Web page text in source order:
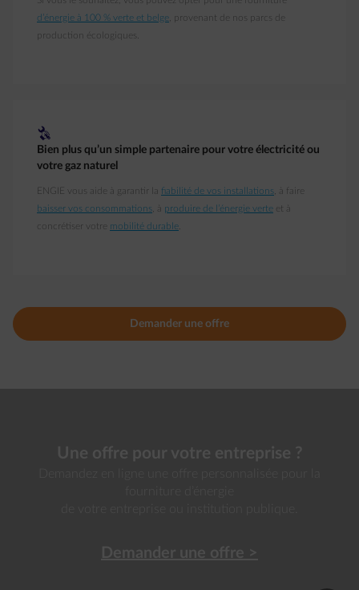
d’énergie à 100 % verte et belge , provenant de nos parcs de
production écologiques.
reparation
Bien plus qu’un simple partenaire pour votre électricité ou
votre gaz naturel
ENGIE vous aide à garantir la fiabilité de vos installations , à faire
baisser vos consommations , à produire de l’énergie verte et à
concrétiser votre mobilité durable
Demander une offre